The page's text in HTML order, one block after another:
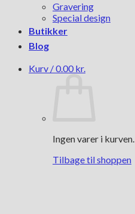
Gravering
Special design
Butikker
Blog
Kurv /0.00 kr.
Ingen varer i kurven.
Tilbage til shoppen